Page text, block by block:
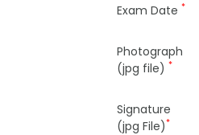
Exam Date *
Photograph
(jpg file) *
Signature
(jpg File)*